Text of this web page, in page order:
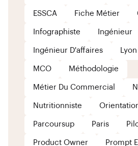
ESSCA Fiche Métier
Infographiste Ingénieur
Ingénieur D'affaires Lyon
MCO Méthodologie
Métier Du Commercial
Nutritionniste
Parcoursup Paris
Product Owner Prompt